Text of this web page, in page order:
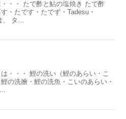
・・ たで酢と鮎の塩焼き たで酢
す・たです・たでず・Tadesu・
タ...
・・・ 鯉の洗い（鯉のあらい・こ
の洗膾・鯉の洗魚・こいのあらい・